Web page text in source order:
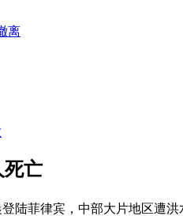
离
死亡
陆菲律宾，中部大片地区遭